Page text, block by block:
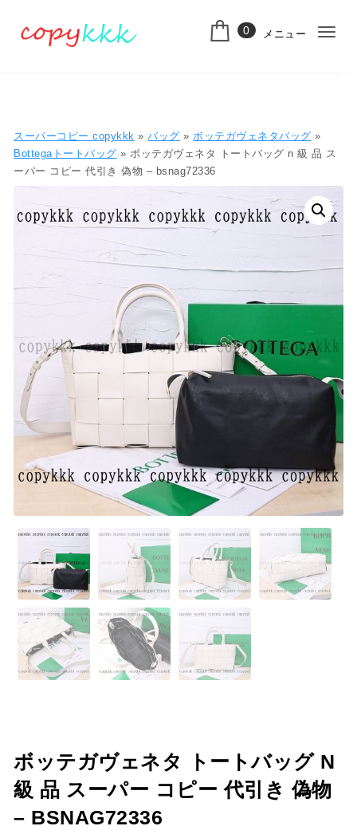
0 メニュー
ナ
シ
ョ
ン
切
り
スーパーコピー copykkk »バッグ »ボッテガヴェネタバッグ »
Bottegaトートバッグ » ボッテガヴェネタ トートバッグ n 級 品 ス
ーパー コピー 代引き 偽物 – bsnag72336
ボッテガヴェネタ トートバッグ N
級 品 スーパー コピー 代引き 偽物
– BSNAG72336